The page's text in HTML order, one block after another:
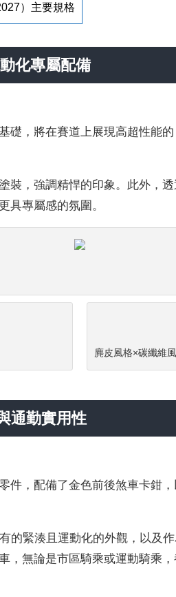
）主要規格
化專屬配備
礎，將在賽道上展現高超性能
裝，強調精悍的印象。此外，
具專屬感的氛圍。
麂皮風格×碳纖維
通勤實用性
件，配備了金色前後煞車卡鉗
的緊湊且運動化的外觀，以及
，無論是市區騎乘或運動騎乘